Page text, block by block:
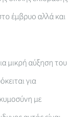
έμβρυο αλλά και
μικρή αύξηση του
για
με